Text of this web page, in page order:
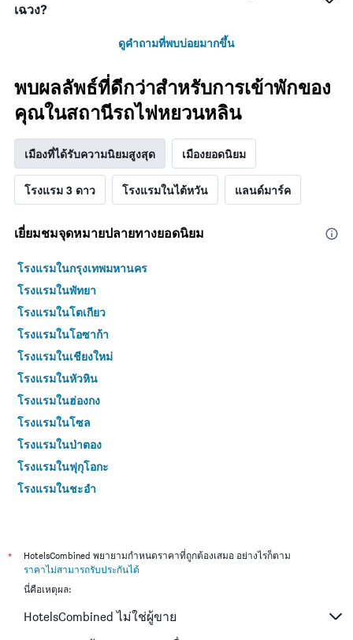
เฉวง?
ดูคำถามที่พบบ่อยมากขึ้น
พบผลลัพธ์ที่ดีกว่าสำหรับการเข้าพักของ
คุณในสถานีรถไฟหยวนหลิน
เมืองที่ได้รับความนิยมสูงสุด เมืองยอดนิยม
โรงแรม 3 ดาว โรงแรมในไต้หวัน แลนด์มาร์ค
เยี่ยมชมจุดหมายปลายทางยอดนิยม
โรงแรมในกรุงเทพมหานคร
โรงแรมในพัทยา
โรงแรมในโตเกียว
โรงแรมในโอซาก้า
โรงแรมในเชียงใหม่
โรงแรมในหัวหิน
โรงแรมในฮ่องกง
โรงแรมในโซล
โรงแรมในป่าตอง
โรงแรมในฟุกุโอกะ
โรงแรมในชะอำ
โรงแรมในเกาะสมุย
โรงแรมในเซี่ยงไฮ้
โรงแรมในเกาะช้าง (ตราด)
โรงแรมในหาดใหญ่
*
HotelsCombined พยายามกำหนดราคาที่ถูกต้องเสมอ อย่างไรก็ตาม
ราคาไม่สามารถรับประกันได้
นี่คือเหตุผล:
HotelsCombined ไม่ใช่ผู้ขาย